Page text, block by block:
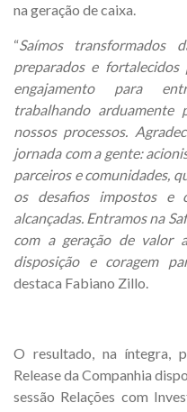
na geração de caixa.
“Saímos
preparados e fortalecidos
engajamento para
trabalhando
nossos processos.
jornada com a gente:
parceiros e comunidades,
os desafios impostos e
alcançadas. Entramos na
com a geração de valor
disposição e coragem
destaca Fabiano Zillo.
O resultado, na íntegra,
Release da Companhia
sessão Relações com